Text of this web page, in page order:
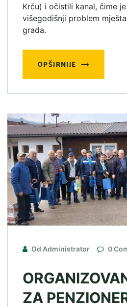
Krču) i očistili kanal, čime
višegodišnji problem
grada.
OPŠIRNIJE
Od Administrator 0
ZA